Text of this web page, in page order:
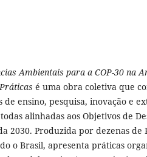
Ambientais para a COP-30 na
é uma obra coletiva que
de ensino, pesquisa, inovação e
alinhadas aos Objetivos de
2030. Produzida por dezenas de
o Brasil, apresenta práticas